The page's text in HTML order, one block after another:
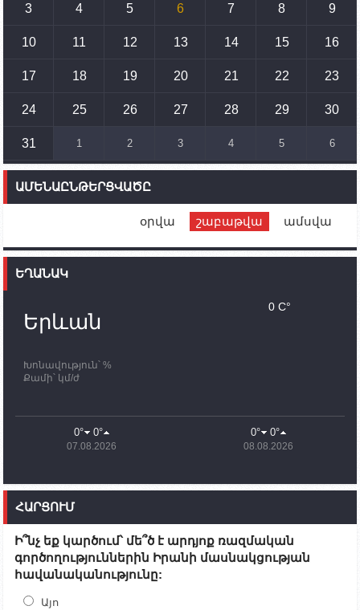
15:10 02.10.2023
սպառնալիքները կասեցնելու համար. իսպանացի
պատգամավորը Գորիսում է
14:54 02.10.2023
տեղակայված հայկական դիրքերի անձնակազմի
համար սնունդ տեղափոխող մեքենայի
ունեն. կիպրոսցի խորհրդարանականը՝ Ալեն
Ֆրանսիայի ԱԳ նախարարը կայցելի Հայաստան
պատասխանատուներ կմնան ԼՂ-ում՝ մինչև
որոնողափրկարարական աշխատանքների
11:03
ՄԱԿ-ի առաքելությունը շատ, շատ, շատ օգտակար
Ադրբեջանի փոխվարչապետն այսօր կմեկնի
Ստեփանակերտ
10:07 02.10.2023
09:38 02.10.2023
Խումբն Արցախում կմնա` մինչև զոհվածների
աճյունների ու անհետ կորածների
3 4 5 6 7 8 9
10 11 12 13 14 15 16
17 18 19 20 21 22 23
24 25 26 27 28 29 30
31 1 2 3 4 5 6
ԱՄԵՆԱԸՆԹԵՐՑՎԱԾԸ
օրվա շաբաթվա ամսվա
ԵՂԱՆԱԿ
Երևան
Խոնավություն՝ %
Քամի՝ կմ/ժ
0 C°
0° 0°
07.08.2026
0° 0°
08.08.2026
ՀԱՐՑՈՒՄ
Ի՞նչ եք կարծում՝ մե՞ծ է արդյոք ռազմական
գործողություններին Իրանի մասնակցության
հավանականությունը:
Այո